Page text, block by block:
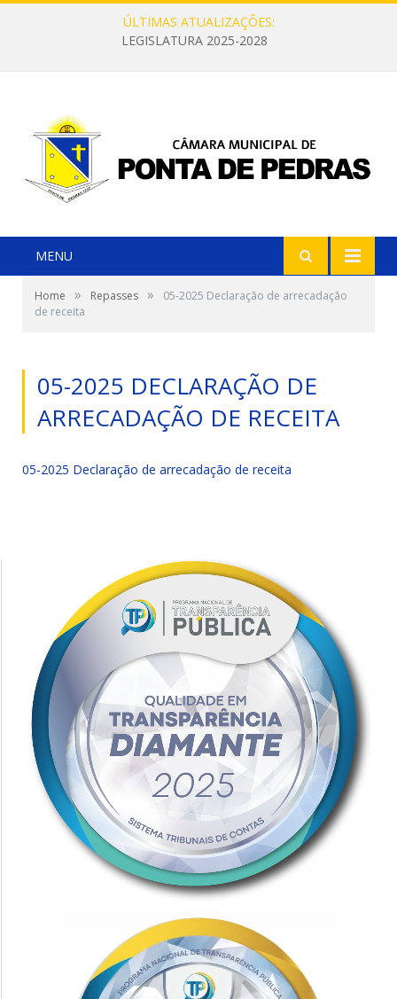
ÚLTIMAS ATUALIZAÇÕES:
LEGISLATURA 2025-2028
MENU
Home » Repasses »
05-2025 Declaração de arrecadação
de receita
05-2025 DECLARAÇÃO DE
ARRECADAÇÃO DE RECEITA
05-2025 Declaração de arrecadação de receita